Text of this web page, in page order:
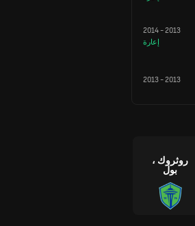
2013
-
2014
إعارة
2013
-
2013
روثروك ،
بول